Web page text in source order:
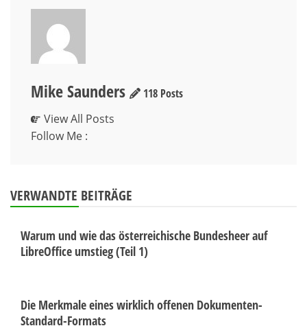
Mike Saunders
118 Posts
View All Posts
Follow Me :
VERWANDTE BEITRÄGE
Warum und wie das österreichische Bundesheer auf
LibreOffice umstieg (Teil 1)
Die Merkmale eines wirklich offenen Dokumenten-
Standard-Formats